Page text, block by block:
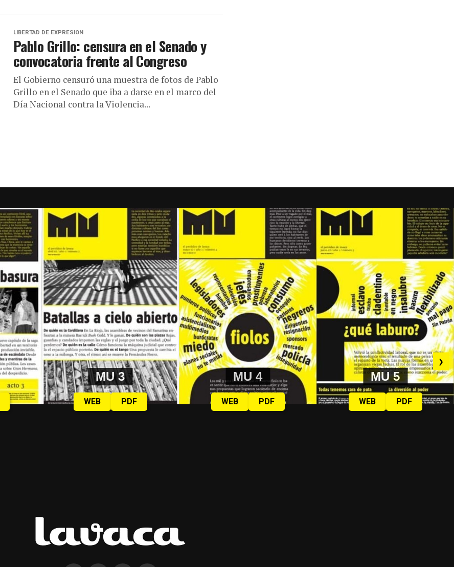
LIBERTAD DE EXPRESION
Pablo Grillo: censura en el Senado y
convocatoria frente al Congreso
El Gobierno censuró una muestra de fotos de Pablo
Grillo en el Senado que iba a darse en el marco del
Día Nacional contra la Violencia...
MU 3
WEB PDF
MU 4
WEB PDF
MU 5
WEB PDF
❯